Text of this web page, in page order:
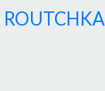
ROUTCHKA